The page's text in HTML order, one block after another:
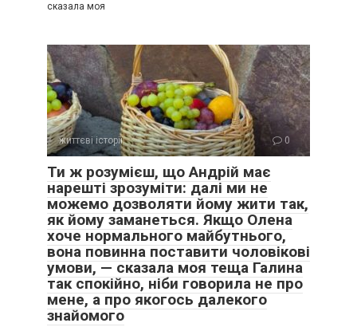
сказала моя
життєві історії 0
Ти ж розумієш, що Андрій має
нарешті зрозуміти: далі ми не
можемо дозволяти йому жити так,
як йому заманеться. Якщо Олена
хоче нормального майбутнього,
вона повинна поставити чоловікові
умови, — сказала моя теща Галина
так спокійно, ніби говорила не про
мене, а про якогось далекого
знайомого